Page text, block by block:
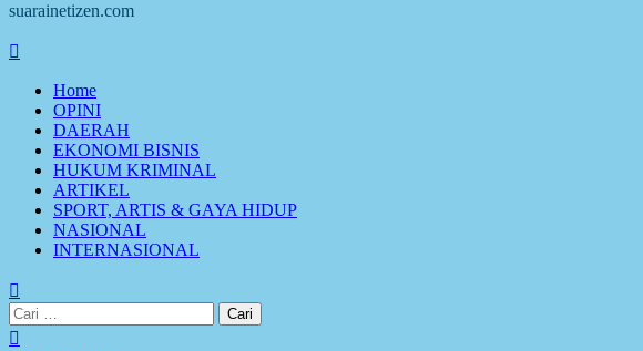
suarainetizen.com
Home
OPINI
DAERAH
EKONOMI BISNIS
HUKUM KRIMINAL
ARTIKEL
SPORT, ARTIS & GAYA HIDUP
NASIONAL
INTERNASIONAL
Cari
untuk: